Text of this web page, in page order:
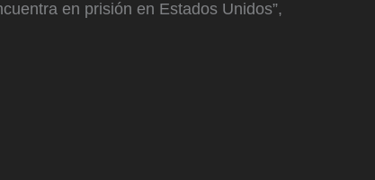
en prisión en Estados Unidos”,